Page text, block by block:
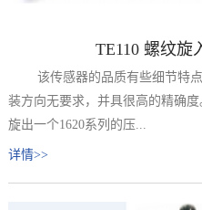
TE110 螺纹旋
该传感器的品质有些细节特点
装方向无要求，并具很高的精确
旋出一个1620系列的压...
详情>>